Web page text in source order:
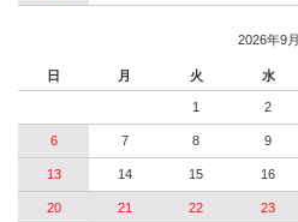
2026年9月
日 月 火 水
1 2
6 7 8 9
13 14 15 16
20 21 22 23